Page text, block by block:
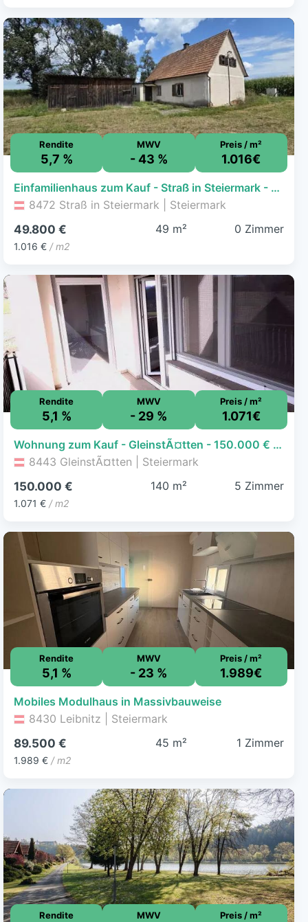
Rendite
5,7 %
MWV
- 43 %
Preis / m²
1.016€
Einfamilienhaus zum Kauf - Straß in Steiermark - 49.800 € - 49 m², 1.066 m² Grundstück
8472 Straß in Steiermark | Steiermark
49.800 €
1.016 € / m2
49 m² 0 Zimmer
Rendite
5,1 %
MWV
- 29 %
Preis / m²
1.071€
Wohnung zum Kauf - GleinstÃ¤tten - 150.000 € - 5 Zimmer, 140 m²
8443 GleinstÃ¤tten | Steiermark
150.000 €
1.071 € / m2
140 m² 5 Zimmer
Rendite
5,1 %
MWV
- 23 %
Preis / m²
1.989€
Mobiles Modulhaus in Massivbauweise
8430 Leibnitz | Steiermark
89.500 €
1.989 € / m2
45 m² 1 Zimmer
Rendite MWV Preis / m²